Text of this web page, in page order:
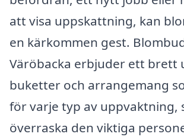
att visa uppskattning, kan
en kärkommen gest.
Väröbacka erbjuder ett brett
buketter och arrangemang
för varje typ av uppvaktning,
överraska den viktiga